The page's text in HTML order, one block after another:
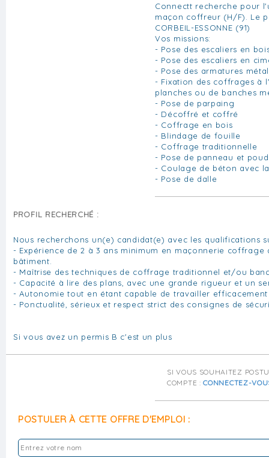
Connectt recherche pour
maçon coffreur (H/F). Le
CORBEIL-ESSONNE (91)
Vos missions:
- Pose des escaliers en
- Pose des escaliers en
- Pose des armatures
- Fixation des coffrages à
planches ou de banches
- Pose de parpaing
- Décoffré et coffré
- Coffrage en bois
- Blindage de fouille
- Coffrage traditionnelle
- Pose de panneau et
- Coulage de béton avec
- Pose de dalle
PROFIL RECHERCHÉ :
Nous recherchons un(e) candidat(e) avec les qualifications
- Expérience de 2 à 3 ans minimum en maçonnerie coffrage
bâtiment.
- Maîtrise des techniques de coffrage traditionnel et/ou
- Capacité à lire des plans, avec une grande rigueur et un
- Autonomie tout en étant capable de travailler
- Ponctualité, sérieux et respect strict des consignes de
Si vous avez un permis B c'est un plus
SI VOUS SOUHAITEZ
COMPTE :CONNECTEZ-
POSTULER À CETTE OFFRE D'EMPLOI :